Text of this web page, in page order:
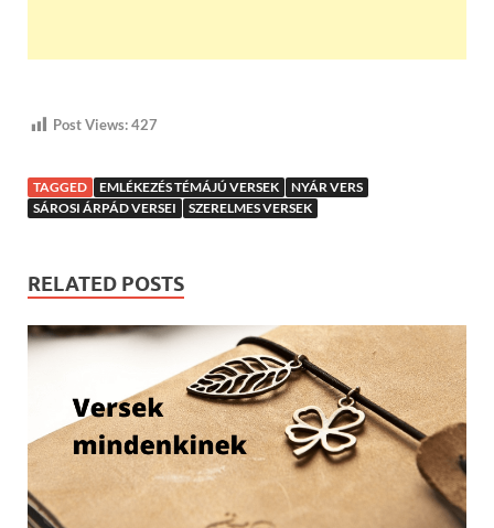
Post Views:427
TAGGED EMLÉKEZÉS TÉMÁJÚ VERSEK
NYÁR VERS
SÁROSI ÁRPÁD VERSEI
SZERELMES VERSEK
RELATED POSTS